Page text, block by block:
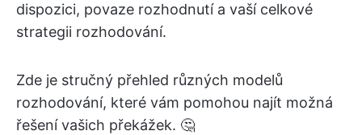
dispozici, povaze rozhodnutí a vaší celkové
strategii rozhodování.
Zde je stručný přehled různých modelů
rozhodování, které vám pomohou najít možná
řešení vašich překážek. 🤔